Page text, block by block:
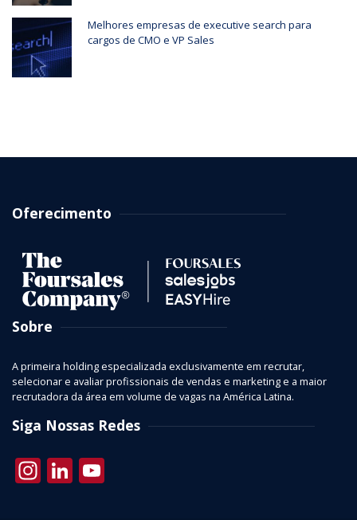
Melhores empresas de executive search para
cargos de CMO e VP Sales
Oferecimento
Sobre
A primeira holding especializada exclusivamente em recrutar,
selecionar e avaliar profissionais de vendas e marketing e a maior
recrutadora da área em volume de vagas na América Latina.
Siga Nossas Redes
Instagram
LinkedIn